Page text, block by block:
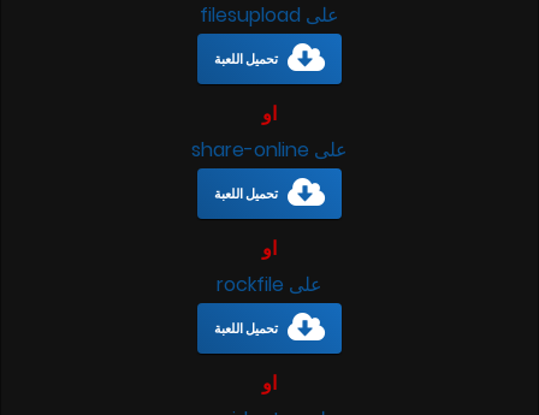
على filesupload
تحميل اللعبة
او
على share-online
تحميل اللعبة
او
على rockfile
تحميل اللعبة
او